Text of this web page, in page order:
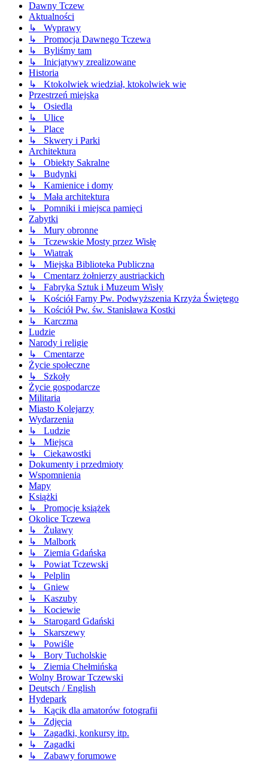
Dawny Tczew
Aktualności
↳ Wyprawy
↳ Promocja Dawnego Tczewa
↳ Byliśmy tam
↳ Inicjatywy zrealizowane
Historia
↳ Ktokolwiek wiedział, ktokolwiek wie
Przestrzeń miejska
↳ Osiedla
↳ Ulice
↳ Place
↳ Skwery i Parki
Architektura
↳ Obiekty Sakralne
↳ Budynki
↳ Kamienice i domy
↳ Mała architektura
↳ Pomniki i miejsca pamięci
Zabytki
↳ Mury obronne
↳ Tczewskie Mosty przez Wisłę
↳ Wiatrak
↳ Miejska Biblioteka Publiczna
↳ Cmentarz żołnierzy austriackich
↳ Fabryka Sztuk i Muzeum Wisły
↳ Kościół Farny Pw. Podwyższenia Krzyża Świętego
↳ Kościół Pw. św. Stanisława Kostki
↳ Karczma
Ludzie
Narody i religie
↳ Cmentarze
Życie społeczne
↳ Szkoły
Życie gospodarcze
Militaria
Miasto Kolejarzy
Wydarzenia
↳ Ludzie
↳ Miejsca
↳ Ciekawostki
Dokumenty i przedmioty
Wspomnienia
Mapy
Książki
↳ Promocje książek
Okolice Tczewa
↳ Żuławy
↳ Malbork
↳ Ziemia Gdańska
↳ Powiat Tczewski
↳ Pelplin
↳ Gniew
↳ Kaszuby
↳ Kociewie
↳ Starogard Gdański
↳ Skarszewy
↳ Powiśle
↳ Bory Tucholskie
↳ Ziemia Chełmińska
Wolny Browar Tczewski
Deutsch / English
Hydepark
↳ Kącik dla amatorów fotografii
↳ Zdjęcia
↳ Zagadki, konkursy itp.
↳ Zagadki
↳ Zabawy forumowe